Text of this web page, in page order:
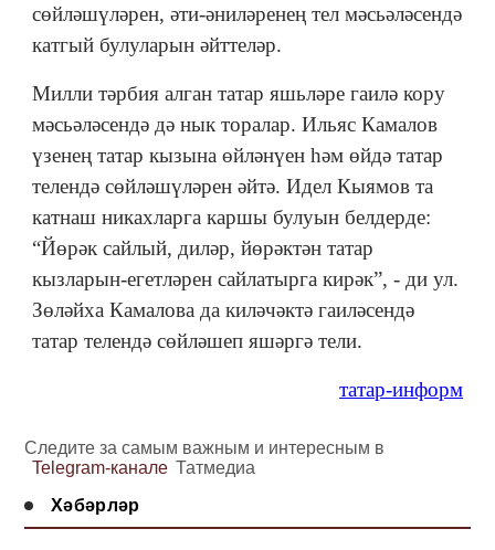
сөйләшүләрен, әти-әниләренең тел мәсьәләсендә
катгый булуларын әйттеләр.
Милли тәрбия алган татар яшьләре гаилә кору
мәсьәләсендә дә нык торалар. Ильяс Камалов
үзенең татар кызына өйләнүен һәм өйдә татар
телендә сөйләшүләрен әйтә. Идел Кыямов та
катнаш никахларга каршы булуын белдерде:
“Йөрәк сайлый, диләр, йөрәктән татар
кызларын-егетләрен сайлатырга кирәк”, - ди ул.
Зөләйха Камалова да киләчәктә гаиләсендә
татар телендә сөйләшеп яшәргә тели.
татар-информ
Следите за самым важным и интересным в
Telegram-канале Татмедиа
Хәбәрләр